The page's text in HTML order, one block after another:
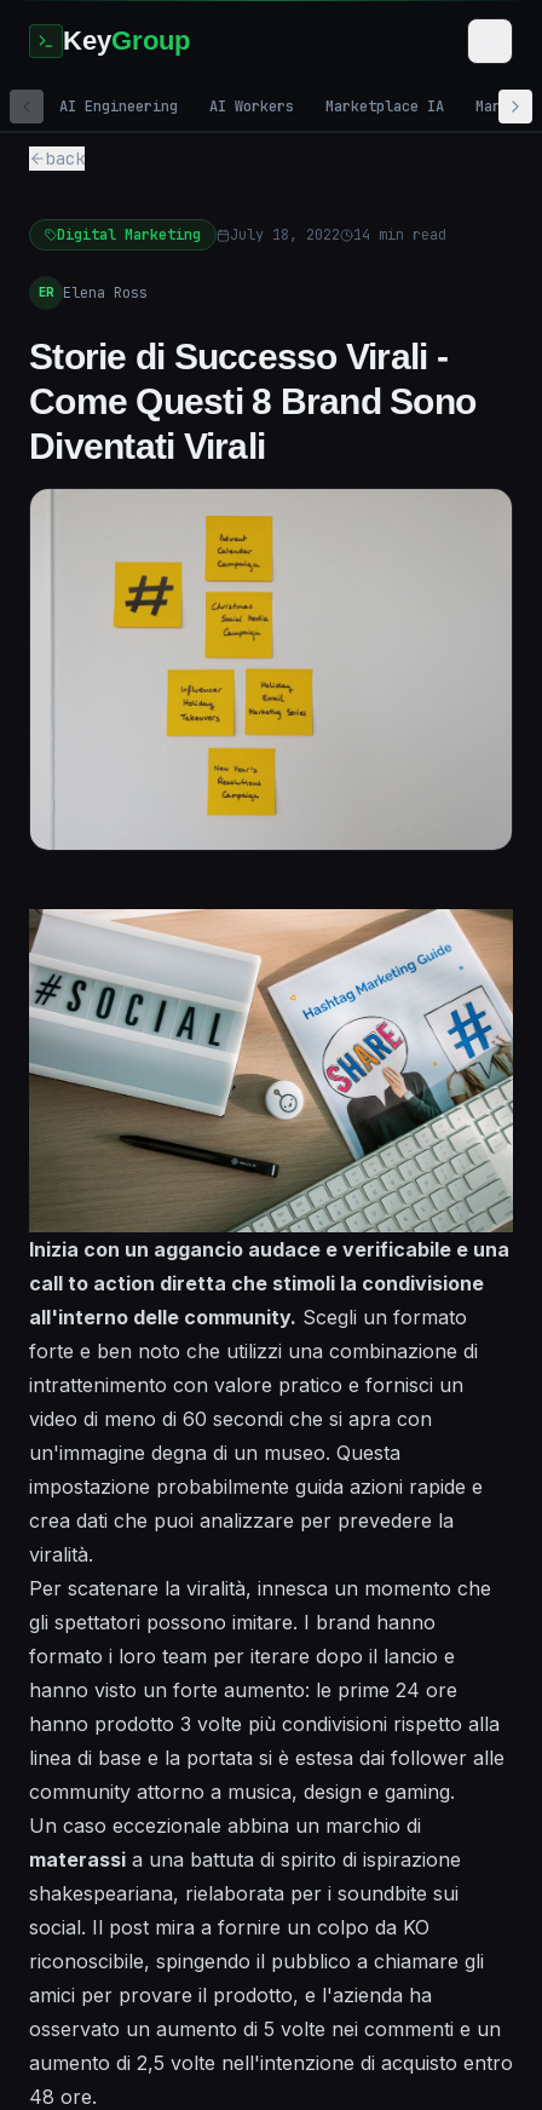
KeyGroup
AI Engineering AI Workers Marketplace IA
back
Digital Marketing July 18, 2022 14 min read
ER Elena Ross
Storie di Successo Virali -
Come Questi 8 Brand Sono
Diventati Virali
Inizia con un aggancio audace e verificabile e una
call to action diretta che stimoli la condivisione
all'interno delle community. Scegli un formato
forte e ben noto che utilizzi una combinazione di
intrattenimento con valore pratico e fornisci un
video di meno di 60 secondi che si apra con
un'immagine degna di un museo. Questa
impostazione probabilmente guida azioni rapide e
crea dati che puoi analizzare per prevedere la
viralità.
Per scatenare la viralità, innesca un momento che
gli spettatori possono imitare. I brand hanno
formato i loro team per iterare dopo il lancio e
hanno visto un forte aumento: le prime 24 ore
hanno prodotto 3 volte più condivisioni rispetto alla
linea di base e la portata si è estesa dai follower alle
community attorno a musica, design e gaming.
Un caso eccezionale abbina un marchio di
materassi a una battuta di spirito di ispirazione
shakespeariana, rielaborata per i soundbite sui
social. Il post mira a fornire un colpo da KO
riconoscibile, spingendo il pubblico a chiamare gli
amici per provare il prodotto, e l'azienda ha
osservato un aumento di 5 volte nei commenti e un
aumento di 2,5 volte nell'intenzione di acquisto entro
48 ore.